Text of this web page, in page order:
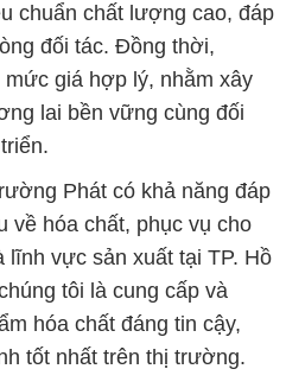
chuẩn chất lượng cao, đáp
đối tác. Đồng thời,
giá hợp lý, nhằm xây
lai bền vững cùng đối
Phát có khả năng đáp
về hóa chất, phục vụ cho
lĩnh vực sản xuất tại TP. Hồ
tôi là cung cấp và
hóa chất đáng tin cậy,
tốt nhất trên thị trường.